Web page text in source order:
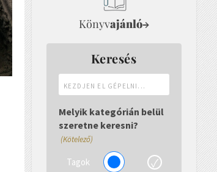
Könyvajánló→
Keresés
el
gépelni...
Melyik kategórián belül
szeretne keresni?
(Kötelező)
Tagok